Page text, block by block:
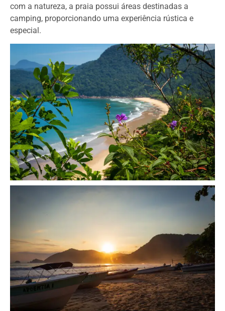
com a natureza, a praia possui áreas destinadas a
camping, proporcionando uma experiência rústica e
especial.